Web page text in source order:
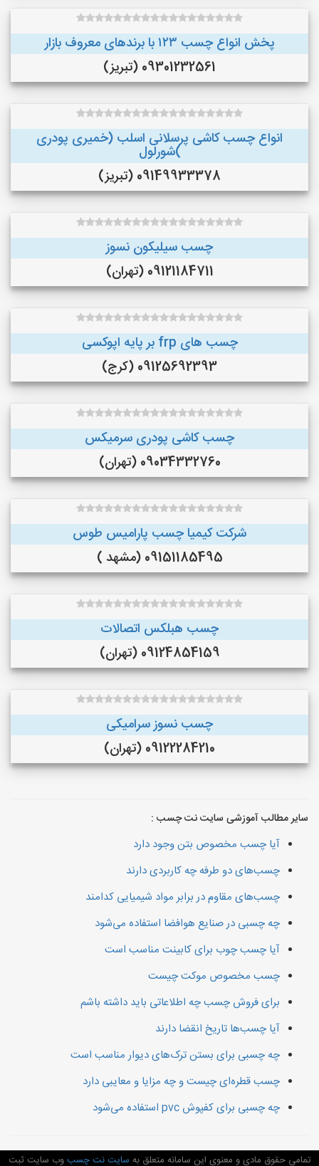
پخش انواع چسب ۱۲۳ با برندهای معروف بازار
09301232561 (تبریز)
انواع چسب کاشی پرسلانی اسلب (خمیری پودری
)شورلول
09149933378 (تبریز)
چسب سیلیکون نسوز
09121184711 (تهران)
چسب های frp بر پایه اپوکسی
09125692393 (کرج)
چسب کاشی پودری سرمیکس
09034332760 (تهران)
شرکت کیمیا چسب پارامیس طوس
09151185495 (مشهد )
چسب هبلکس اتصالات
09124854159 (تهران)
چسب نسوز سرامیکی
09122284210 (تهران)
سایر مطالب آموزشی سایت نت چسب :
آیا چسب مخصوص بتن وجود دارد
چسب‌های دو طرفه چه کاربردی دارند
چسب‌های مقاوم در برابر مواد شیمیایی کدامند
چه چسبی در صنایع هوافضا استفاده می‌شود
آیا چسب چوب برای کابینت مناسب است
چسب مخصوص موکت چیست
برای فروش چسب چه اطلاعاتی باید داشته باشم
آیا چسب‌ها تاریخ انقضا دارند
چه چسبی برای بستن ترک‌های دیوار مناسب است
چسب قطره‌ای چیست و چه مزایا و معایبی دارد
چه چسبی برای کفپوش pvc استفاده می‌شود
تمامی حقوق مادی و معنوی این سامانه متعلق به سایت نت چسبوب سایت ثبت